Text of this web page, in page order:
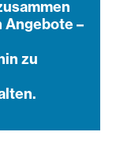
–
zu